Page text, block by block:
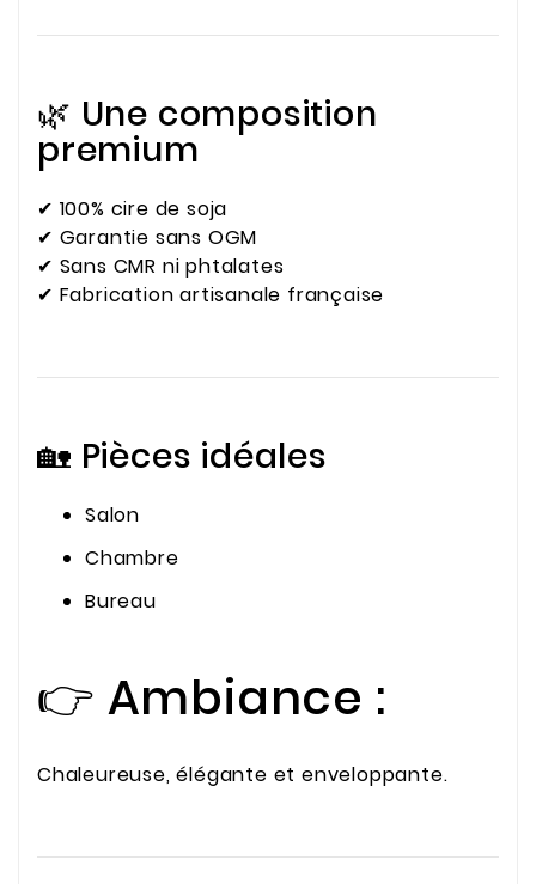
🌿 Une composition
premium
✔ 100% cire de soja
✔ Garantie sans OGM
✔ Sans CMR ni phtalates
✔ Fabrication artisanale française
🏡 Pièces idéales
Salon
Chambre
Bureau
👉 Ambiance :
Chaleureuse, élégante et enveloppante.